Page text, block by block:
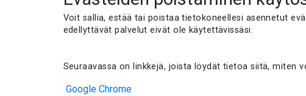
Voit sallia, estää tai poistaa tietokoneellesi asennetut
edellyttävät palvelut eivät ole käytettävissäsi.
Seuraavassa on linkkejä, joista löydät tietoa siitä, miten
Google Chrome